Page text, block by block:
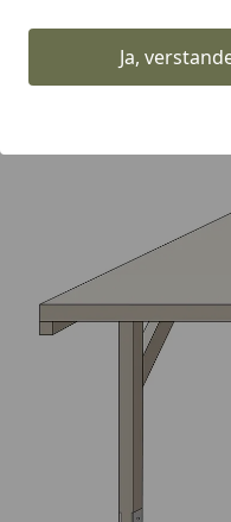
Ja,
Egal ob ein einfacher
gebaut, die im Boden
Pfostenankern an. Wir